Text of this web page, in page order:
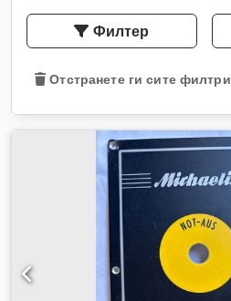
Филтер
Отстранете ги сите филтри